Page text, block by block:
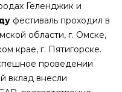
Геленджик и
фестиваль проходил в
области, г. Омске,
крае, г. Пятигорске.
проведении
вклад внесли